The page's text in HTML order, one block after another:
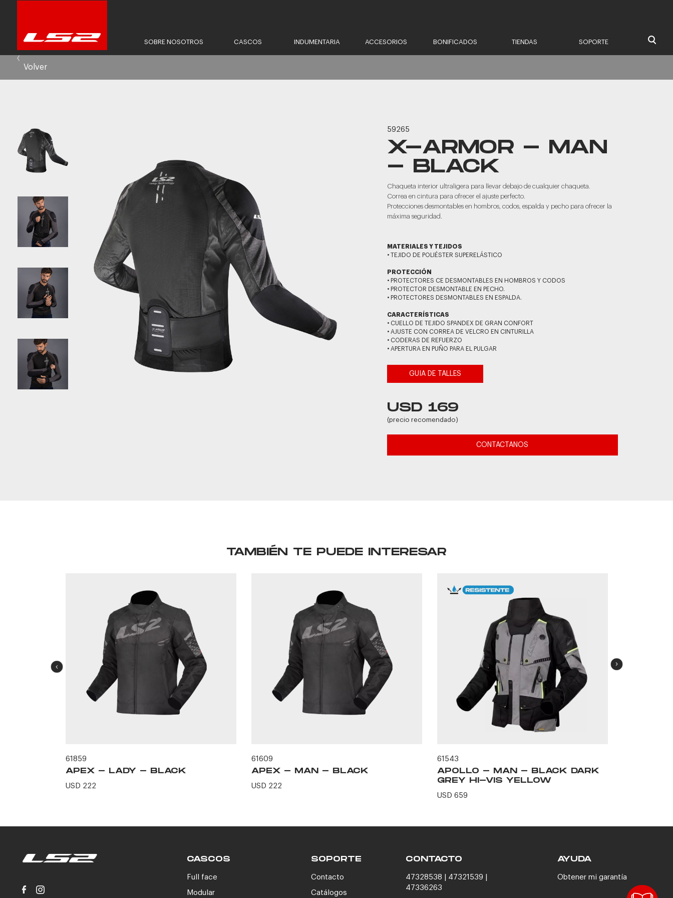
SOBRE NOSOTROS CASCOS INDUMENTARIA ACCESORIOS BONIFICADOS TIENDAS SOPORTE
Volver
59265
X-ARMOR - MAN
- BLACK
Chaqueta interior ultraligera para llevar debajo de cualquier chaqueta.
Correa en cintura para ofrecer el ajuste perfecto.
Protecciones desmontables en hombros, codos, espalda y pecho para ofrecer la
máxima seguridad.
MATERIALES Y TEJIDOS
• TEJIDO DE POLIÉSTER SUPERELÁSTICO
PROTECCIÓN
• PROTECTORES CE DESMONTABLES EN HOMBROS Y CODOS
• PROTECTOR DESMONTABLE EN PECHO.
• PROTECTORES DESMONTABLES EN ESPALDA.
CARACTERÍSTICAS
• CUELLO DE TEJIDO SPANDEX DE GRAN CONFORT
• AJUSTE CON CORREA DE VELCRO EN CINTURILLA
• CODERAS DE REFUERZO
• APERTURA EN PUÑO PARA EL PULGAR
GUIA DE TALLES
USD 169
(precio recomendado)
CONTACTANOS
TAMBIÉN TE PUEDE INTERESAR
61859
APEX - LADY - BLACK
USD 222
61609
APEX - MAN - BLACK
USD 222
61543
APOLLO - MAN - BLACK DARK
GREY HI-VIS YELLOW
USD 659
CASCOS
Full face
Modular
SOPORTE
Contacto
Catálogos
CONTACTO
47328538 | 47321539 |
47336263
AYUDA
Obtener mi garantía